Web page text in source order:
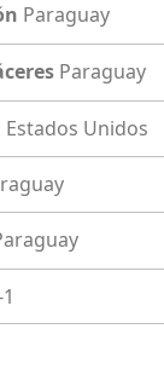
Paraguay
Paraguay
Estados Unidos